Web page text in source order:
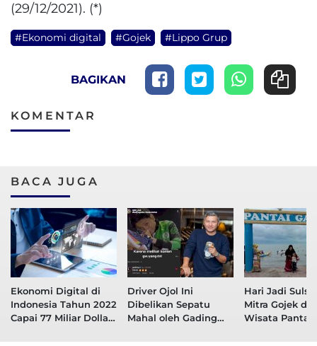
(29/12/2021). (*)
#Ekonomi digital #Gojek #Lippo Grup
BAGIKAN
KOMENTAR
BACA JUGA
Ekonomi Digital di
Indonesia Tahun 2022
Capai 77 Miliar Dollar
Driver Ojol Ini
Dibelikan Sepatu
Mahal oleh Gading
Hari Jadi
Mitra Gojek
Wisata Pantai